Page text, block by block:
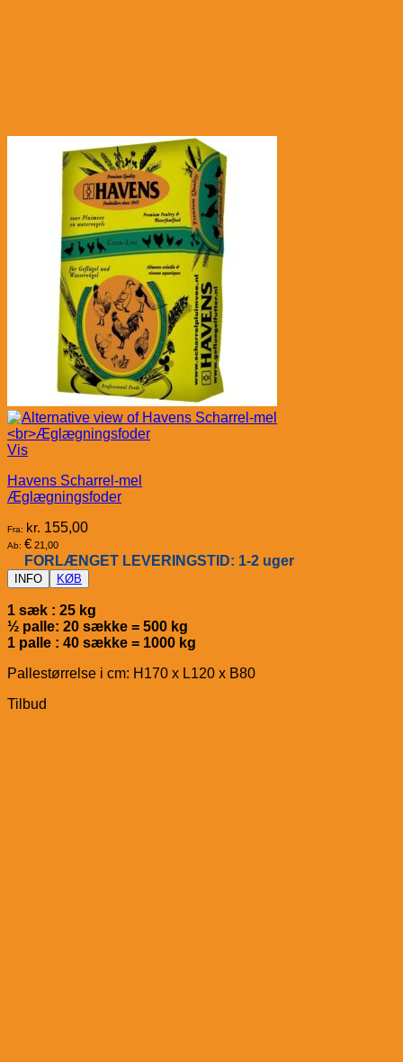
Vis
Havens Scharrel-mel
Æglægningsfoder
Fra: kr. 155,00
Ab: € 21,00
FORLÆNGET LEVERINGSTID: 1-2 uger
INFO KØB
1 sæk : 25 kg
½ palle: 20 sække = 500 kg
1 palle : 40 sække = 1000 kg
Pallestørrelse i cm: H170 x L120 x B80
Tilbud